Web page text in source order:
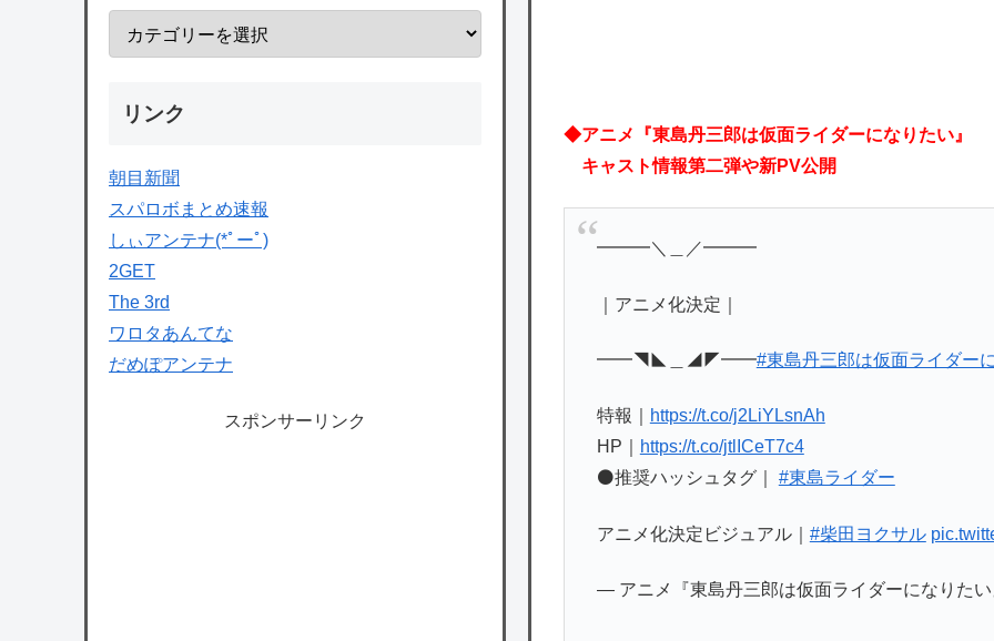
◆アニメ『東島丹三郎は仮面ライダーになりたい』
キャスト情報第二弾や新PV公開
━━━＼＿／━━━
｜アニメ化決定｜
━━◥◣＿◢◤━━#東島丹三郎は仮面ライダー
特報｜
https://t.co/j2LiYLsnAh
HP｜
https://t.co/jtlICeT7c4
⚫️推奨ハッシュタグ｜ #東島ライダー
アニメ化決定ビジュアル｜ #柴田ヨクサル
— アニメ『東島丹三郎は仮面ライダーになりた
リンク
朝目新聞
スパロボまとめ速報
しぃアンテナ(*ﾟーﾟ)
2GET
The 3rd
ワロタあんてな
だめぽアンテナ
スポンサーリンク